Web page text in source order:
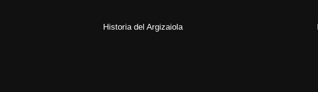
Historia del Argizaiola